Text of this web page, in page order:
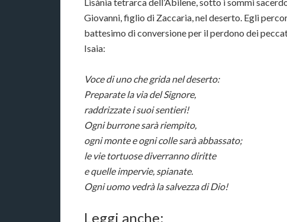
Lisània tetrarca dell’Abilene, sotto i sommi
Giovanni, figlio di Zaccaria, nel deserto. Egli
battesimo di conversione per il perdono dei
Isaia:
Voce di uno che grida nel deserto:
Preparate la via del Signore,
raddrizzate i suoi sentieri!
Ogni burrone sarà riempito,
ogni monte e ogni colle sarà abbassato;
le vie tortuose diverranno diritte
e quelle impervie, spianate.
Ogni uomo vedrà la salvezza di Dio!
Leggi anche: